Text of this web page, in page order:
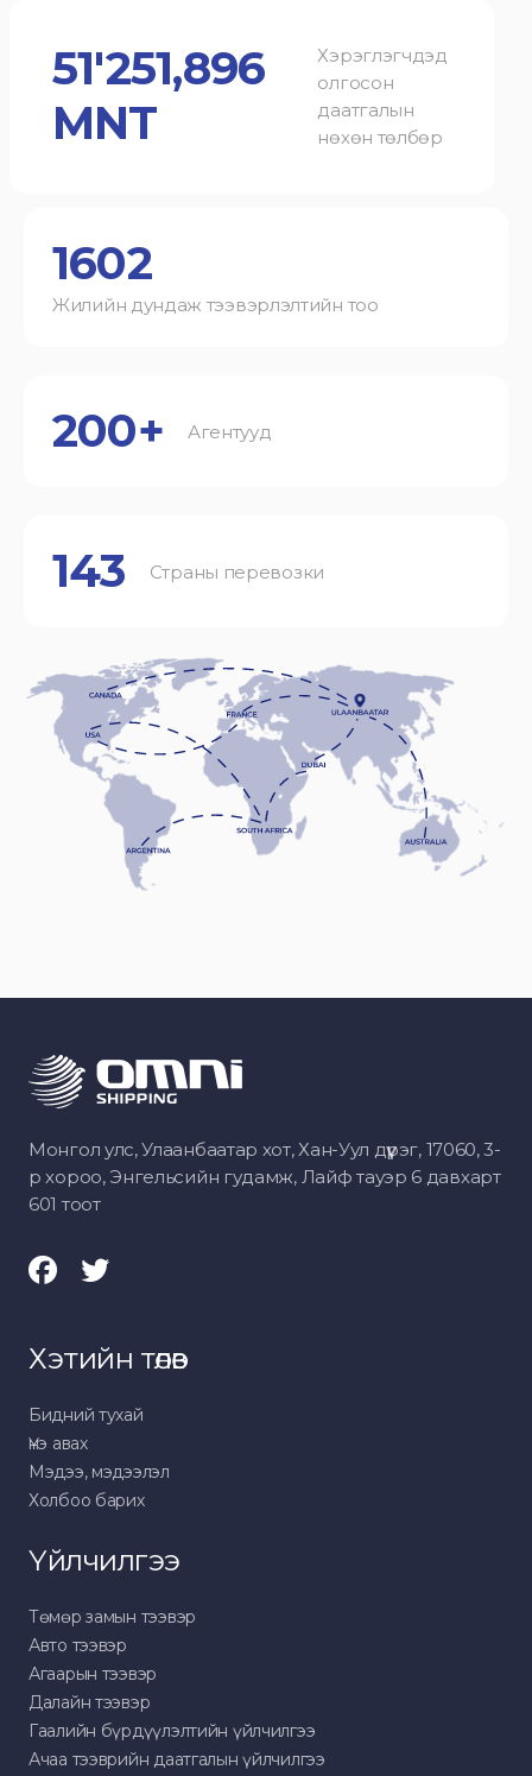
51'251,896
MNT
Хэрэглэгчдэд
олгосон
даатгалын
нөхөн төлбөр
1602
Жилийн дундаж тээвэрлэлтийн тоо
200+ Агентууд
143 Страны перевозки
Монгол улс, Улаанбаатар хот, Хан-Уул дүүрэг, 17060, 3-
р хороо, Энгельсийн гудамж, Лайф тауэр 6 давхарт
601 тоот
Хэтийн төлөв
Бидний тухай
Үнэ авах
Мэдээ, мэдээлэл
Холбоо барих
Үйлчилгээ
Төмөр замын тээвэр
Авто тээвэр
Агаарын тээвэр
Далайн тээвэр
Гаалийн бүрдүүлэлтийн үйлчилгээ
Ачаа тээврийн даатгалын үйлчилгээ